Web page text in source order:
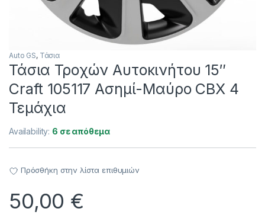
Auto GS, Τάσια
Τάσια Τροχών Αυτοκινήτου 15″
Craft 105117 Ασημί-Μαύρο CBX 4
Τεμάχια
Availability: 6 σε απόθεμα
Πρόσθήκη στην λίστα επιθυμιών
50,00 €